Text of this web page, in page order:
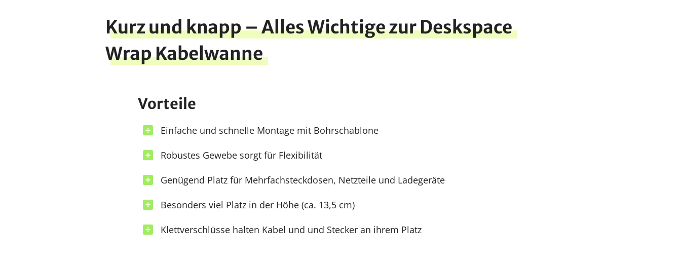
Kurz und knapp – Alles Wichtige zur Deskspace
Wrap Kabelwanne
Vorteile
Einfache und schnelle Montage mit Bohrschablone
Robustes Gewebe sorgt für Flexibilität
Genügend Platz für Mehrfachsteckdosen, Netzteile und Ladegeräte
Besonders viel Platz in der Höhe (ca. 13,5 cm)
Klettverschlüsse halten Kabel und und Stecker an ihrem Platz